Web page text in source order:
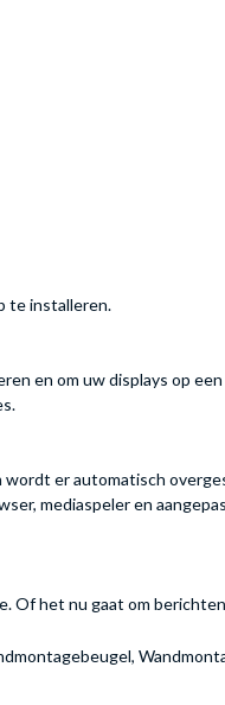
te installeren.
en om uw displays op
er automatisch
mediaspeler en
Of het nu gaat om